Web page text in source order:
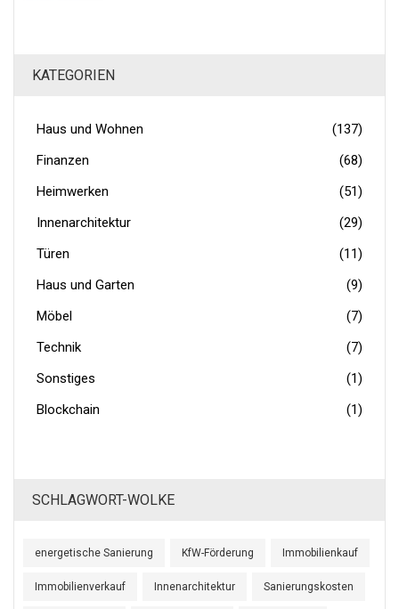
KATEGORIEN
Haus und Wohnen
(137)
Finanzen
(68)
Heimwerken
(51)
Innenarchitektur
(29)
Türen
(11)
Haus und Garten
(9)
Möbel
(7)
Technik
(7)
Sonstiges
(1)
Blockchain
(1)
SCHLAGWORT-WOLKE
energetische Sanierung KfW-Förderung Immobilienkauf
Immobilienverkauf Innenarchitektur Sanierungskosten